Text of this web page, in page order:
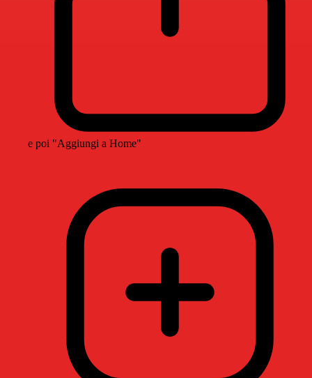
e poi "Aggiungi a Home"